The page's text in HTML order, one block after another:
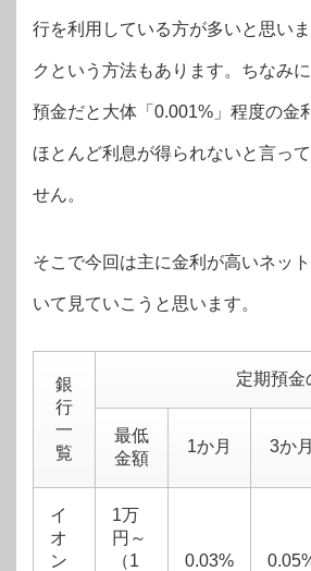
行を利用している方が多いと思い
クという方法もあります。ちなみ
預金だと大体「0.001%」程度の金
ほとんど利息が得られないと言っ
せん。
そこで今回は主に金利が高いネッ
いて見ていこうと思います。
銀
行
一
覧
定期預金
最低
金額
1か月 3か月
イ
オ
ン
1万
円～
（1
0.03%